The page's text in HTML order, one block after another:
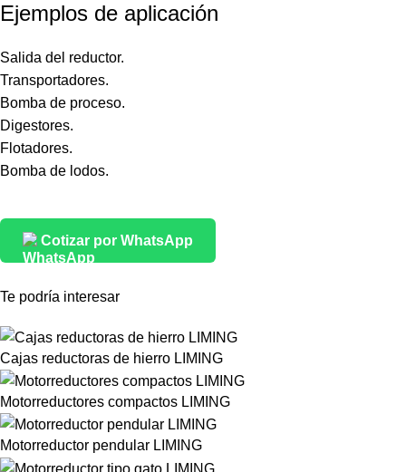
Ejemplos de aplicación
Salida del reductor.
Transportadores.
Bomba de proceso.
Digestores.
Flotadores.
Bomba de lodos.
Cotizar por WhatsApp
Te podría interesar
Cajas reductoras de hierro LIMING
Motorreductores compactos LIMING
Motorreductor pendular LIMING